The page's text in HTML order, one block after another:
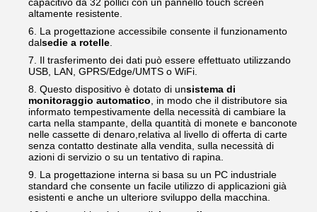
altamente resistente.
La progettazione accessibile consente il funzionamento
dalsedie a rotelle
Il trasferimento dei dati può essere effettuato utilizzando
USB, LAN, GPRS/Edge/UMTS o WiFi.
Questo dispositivo è dotato di unsistema di
monitoraggio automatico , in modo che il distributore sia
informato tempestivamente della necessità di cambiare la
carta nella stampante, della quantità di monete e banconote
nelle cassette di denaro,relativa al livello di offerta di carte
senza contatto destinate alla vendita, sulla necessità di
azioni di servizio o su un tentativo di rapina.
La progettazione interna si basa su un PC industriale
standard che consente un facile utilizzo di applicazioni già
esistenti e anche un ulteriore sviluppo della macchina.